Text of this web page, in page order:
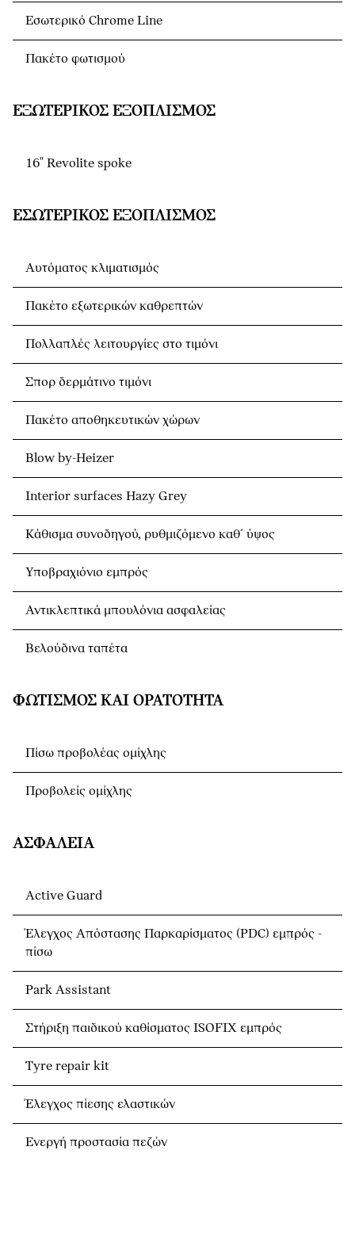
Εσωτερικό Chrome Line
Πακέτο φωτισμού
ΕΞΩΤΕΡΙΚΌΣ ΕΞΟΠΛΙΣΜΌΣ
16" Revolite spoke
ΕΣΩΤΕΡΙΚΌΣ ΕΞΟΠΛΙΣΜΌΣ
Αυτόματος κλιματισμός
Πακέτο εξωτερικών καθρεπτών
Πολλαπλές λειτουργίες στο τιμόνι
Σπορ δερμάτινο τιμόνι
Πακέτο αποθηκευτικών χώρων
Blow by-Heizer
Interior surfaces Hazy Grey
Κάθισμα συνοδηγού, ρυθμιζόμενο καθ´ ύψος
Υποβραχιόνιο εμπρός
Αντικλεπτικά μπουλόνια ασφαλείας
Βελούδινα ταπέτα
ΦΩΤΙΣΜΌΣ ΚΑΙ ΟΡΑΤΌΤΗΤΑ
Πίσω προβολέας ομίχλης
Προβολείς ομίχλης
ΑΣΦΆΛΕΙΑ
Active Guard
Έλεγχος Απόστασης Παρκαρίσματος (PDC) εμπρός -
πίσω
Park Assistant
Στήριξη παιδικού καθίσματος ISOFIX εμπρός
Tyre repair kit
Έλεγχος πίεσης ελαστικών
Ενεργή προστασία πεζών